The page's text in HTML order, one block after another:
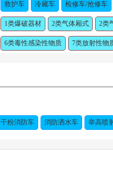
救护车 冷藏车 检修车/抢修车
1类爆破器材 2类气体厢式 2类
6类毒性感染性物质 7类放射性物
干粉消防车 消防洒水车 举高喷